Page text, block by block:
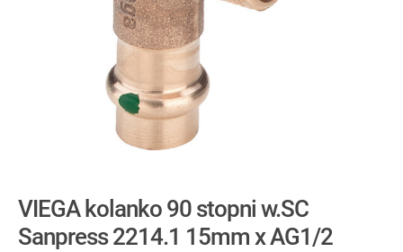
VIEGA kolanko 90 stopni w.SC
Sanpress 2214.1 15mm x AG1/2